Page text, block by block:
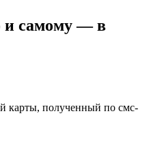
и самому — в
карты, полученный по смс-